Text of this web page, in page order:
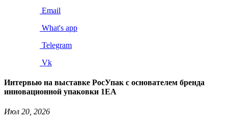
Email
What's app
Telegram
Vk
Интервью на выставке РосУпак с основателем бренда
инновационной упаковки 1ЕА
Июл 20, 2026